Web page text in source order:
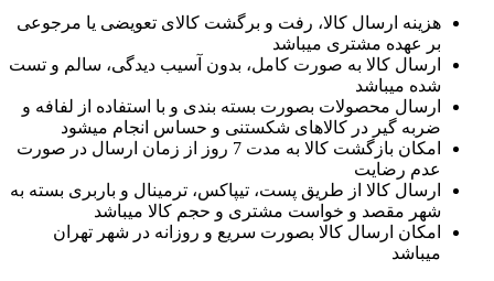
هزینه ارسال کالا، رفت و برگشت کالای تعویضی یا مرجوعی
بر عهده مشتری میباشد
ارسال کالا به صورت کامل، بدون آسیب دیدگی، سالم و تست
شده میباشد
ارسال محصولات بصورت بسته بندی و با استفاده از لفافه و
ضربه گیر در کالاهای شکستنی و حساس انجام میشود
امکان بازگشت کالا به مدت 7 روز از زمان ارسال در صورت
عدم رضایت
ارسال کالا از طریق پست، تیپاکس، ترمینال و باربری بسته به
شهر مقصد و خواست مشتری و حجم کالا میباشد
امکان ارسال کالا بصورت سریع و روزانه در شهر تهران
میباشد